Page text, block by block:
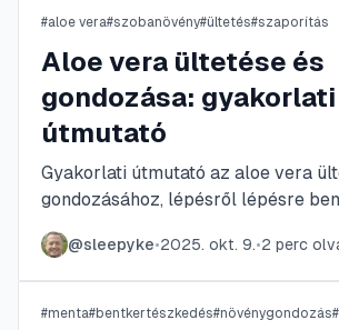
sterilizálási javaslatok és példák
#aloe vera#szobanövény#ültetés#szaporítás
Aloe vera ültetése és
gondozása: gyakorlati
útmutató
Gyakorlati útmutató az aloe vera
gondozásához, lépésről lépésre
megfelelő cserep- és
ritmust, szaporítást és a
megoldását. Konkrét arányokat,
szaporítási tippeket, valamint
@sleepyke•2025. okt. 9.•2 perc
#menta#bentkertészkedés#növénygondozás#